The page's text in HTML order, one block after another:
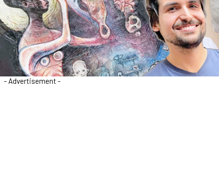
- Advertisement -